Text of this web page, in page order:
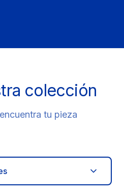
colección
tu pieza